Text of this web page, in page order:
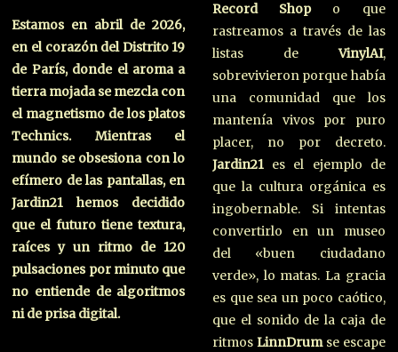
Estamos en abril de 2026,
en el corazón del Distrito 19
de París, donde el aroma a
tierra mojada se mezcla con
el magnetismo de los platos
Technics. Mientras el
mundo se obsesiona con lo
efímero de las pantallas, en
Jardin21 hemos decidido
que el futuro tiene textura,
raíces y un ritmo de 120
pulsaciones por minuto que
no entiende de algoritmos
ni de prisa digital.
Record Shopo que
rastreamos a través de las
listas deVinylAI,
sobrevivieron porque había
una comunidad que los
mantenía vivos por puro
placer, no por decreto.
Jardin21es el ejemplo de
que la cultura orgánica es
ingobernable. Si intentas
convertirlo en un museo
del «buen ciudadano
verde», lo matas. La gracia
es que sea un poco caótico,
que el sonido de la caja de
ritmos LinnDrumse escape